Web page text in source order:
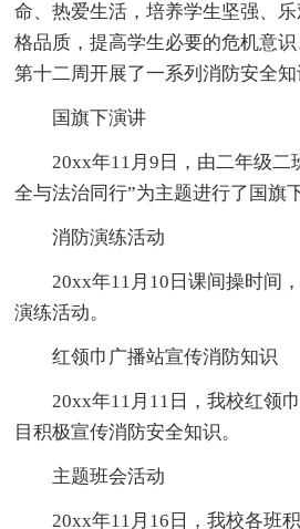
命、热爱生活，培养学生坚强、
格品质，提高学生必要的危机意
第十二周开展了一系列消防安全知
国旗下演讲
20xx年11月9日，由二年级二
全与法治同行”为主题进行了国旗
消防演练活动
20xx年11月10日课间操时间
演练活动。
红领巾广播站宣传消防知识
20xx年11月11日，我校红领
目积极宣传消防安全知识。
主题班会活动
20xx年11月16日，我校各班